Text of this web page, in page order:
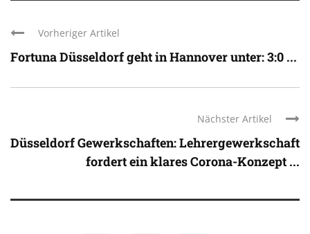
Vorheriger Artikel
Fortuna Düsseldorf geht in Hannover unter: 3:0 ...
Nächster Artikel
Düsseldorf Gewerkschaften: Lehrergewerkschaft
fordert ein klares Corona-Konzept ...